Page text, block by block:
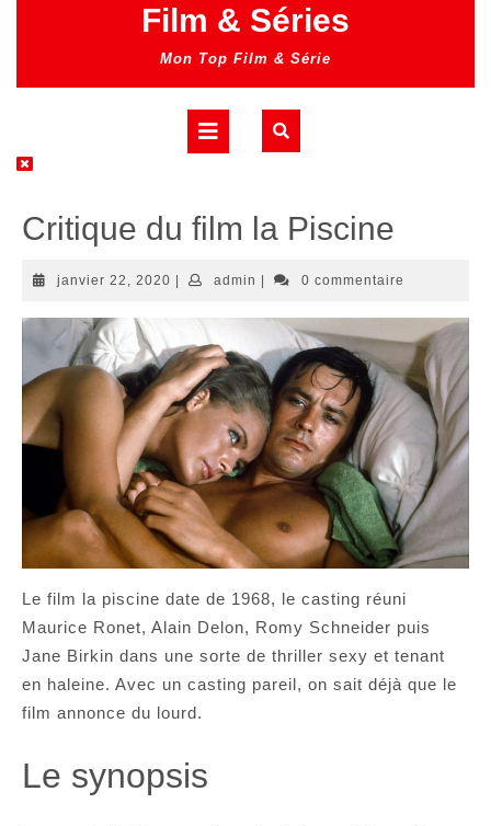
Film & Séries
Mon Top Film & Série
Open
Critique du film la Piscine
janvier 22, 2020 janvier
2020
admin admin 0 commentaire
Le film la piscine date de 1968, le casting réuni
Maurice Ronet, Alain Delon, Romy Schneider puis
Jane Birkin dans une sorte de thriller sexy et tenant
en haleine. Avec un casting pareil, on sait déjà que le
film annonce du lourd.
Le synopsis